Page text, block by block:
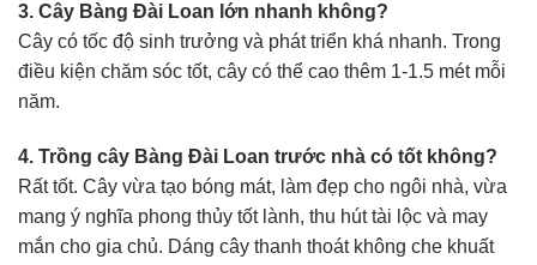
3. Cây Bàng Đài Loan lớn nhanh không?
Cây có tốc độ sinh trưởng và phát triển khá nhanh. Trong
điều kiện chăm sóc tốt, cây có thể cao thêm 1-1.5 mét mỗi
năm.
4. Trồng cây Bàng Đài Loan trước nhà có tốt không?
Rất tốt. Cây vừa tạo bóng mát, làm đẹp cho ngôi nhà, vừa
mang ý nghĩa phong thủy tốt lành, thu hút tài lộc và may
mắn cho gia chủ. Dáng cây thanh thoát không che khuất